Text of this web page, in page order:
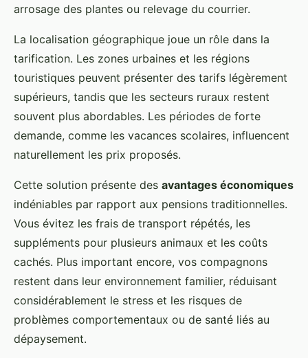
arrosage des plantes ou relevage du courrier.
La localisation géographique joue un rôle dans la
tarification. Les zones urbaines et les régions
touristiques peuvent présenter des tarifs légèrement
supérieurs, tandis que les secteurs ruraux restent
souvent plus abordables. Les périodes de forte
demande, comme les vacances scolaires, influencent
naturellement les prix proposés.
Cette solution présente des avantages économiques
indéniables par rapport aux pensions traditionnelles.
Vous évitez les frais de transport répétés, les
suppléments pour plusieurs animaux et les coûts
cachés. Plus important encore, vos compagnons
restent dans leur environnement familier, réduisant
considérablement le stress et les risques de
problèmes comportementaux ou de santé liés au
dépaysement.